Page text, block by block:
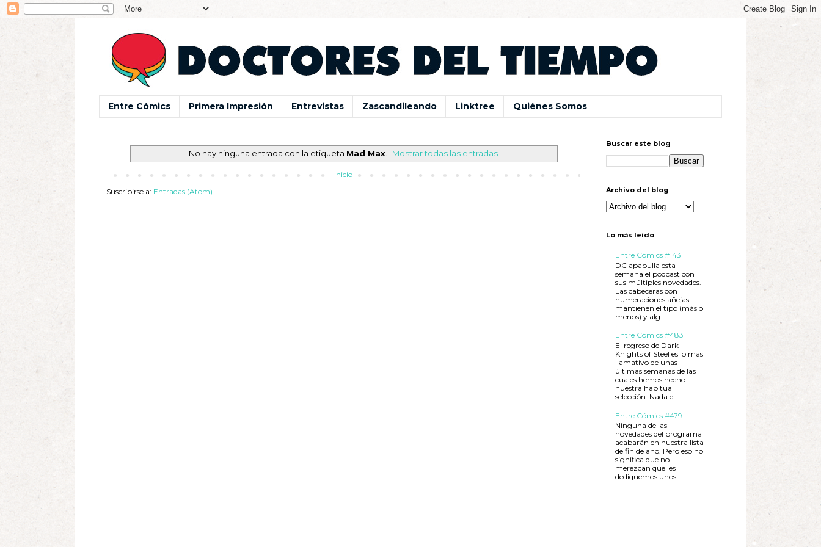
Entre Cómics Primera Impresión Entrevistas Zascandileando Linktree Quiénes Somos
No hay ninguna entrada con la etiqueta Mad Max. Mostrar todas las entradas
Inicio
Suscribirse a: Entradas (Atom)
Buscar este blog
Archivo del blog
Lo más leído
Entre Cómics #143
DC apabulla esta
semana el podcast con
sus múltiples novedades.
Las cabeceras con
numeraciones añejas
mantienen el tipo (más o
menos) y alg...
Entre Cómics #483
El regreso de Dark
Knights of Steel es lo más
llamativo de unas
últimas semanas de las
cuales hemos hecho
nuestra habitual
selección. Nada e...
Entre Cómics #479
Ninguna de las
novedades del programa
acabarán en nuestra lista
de fin de año. Pero eso no
significa que no
merezcan que les
dediquemos unos...